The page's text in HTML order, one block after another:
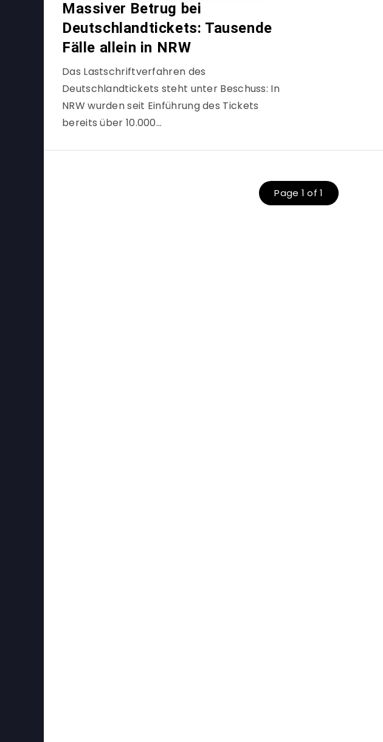
Massiver Betrug bei
Deutschlandtickets: Tausende
Fälle allein in NRW
Das Lastschriftverfahren des
Deutschlandtickets steht unter Beschuss: In
NRW wurden seit Einführung des Tickets
bereits über 10.000…
Page 1 of 1